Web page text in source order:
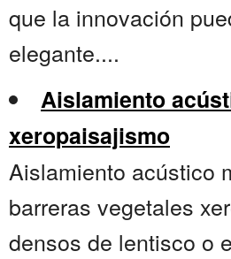
que la innovación
elegante....
Aislamiento
xeropaisajismo
Aislamiento acústico
barreras vegetales
densos de lentisco o